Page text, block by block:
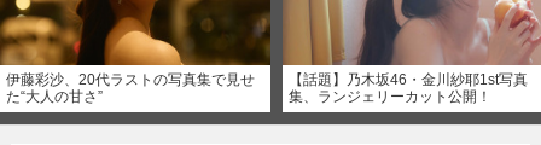
伊藤彩沙、20代ラストの写真集で見せ
た“大人の甘さ”
【話題】乃木坂46・金川紗耶1st写真
集、ランジェリーカット公開！